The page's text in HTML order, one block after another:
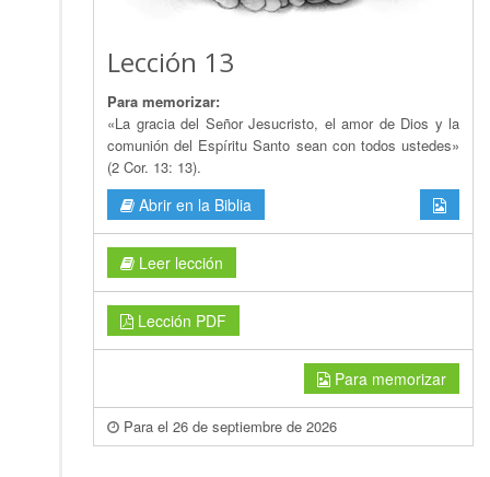
Lección 13
Para memorizar:
«La gracia del Señor Jesucristo, el amor de Dios y la
comunión del Espíritu Santo sean con todos ustedes»
(2 Cor. 13: 13).
Abrir en la Biblia
Leer lección
Lección PDF
Para memorizar
Para el 26 de septiembre de 2026